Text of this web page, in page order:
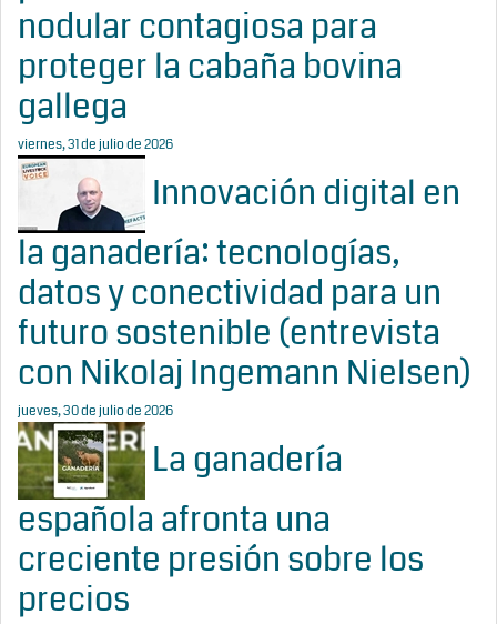
nodular contagiosa para
proteger la cabaña bovina
gallega
viernes, 31 de julio de 2026
Innovación digital en
la ganadería: tecnologías,
datos y conectividad para un
futuro sostenible (entrevista
con Nikolaj Ingemann Nielsen)
jueves, 30 de julio de 2026
La ganadería
española afronta una
creciente presión sobre los
precios